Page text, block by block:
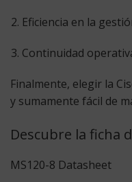
Eficiencia en la
Continuidad
Finalmente, elegir la
y sumamente fácil de
Descubre la ficha
MS120-8 Datasheet